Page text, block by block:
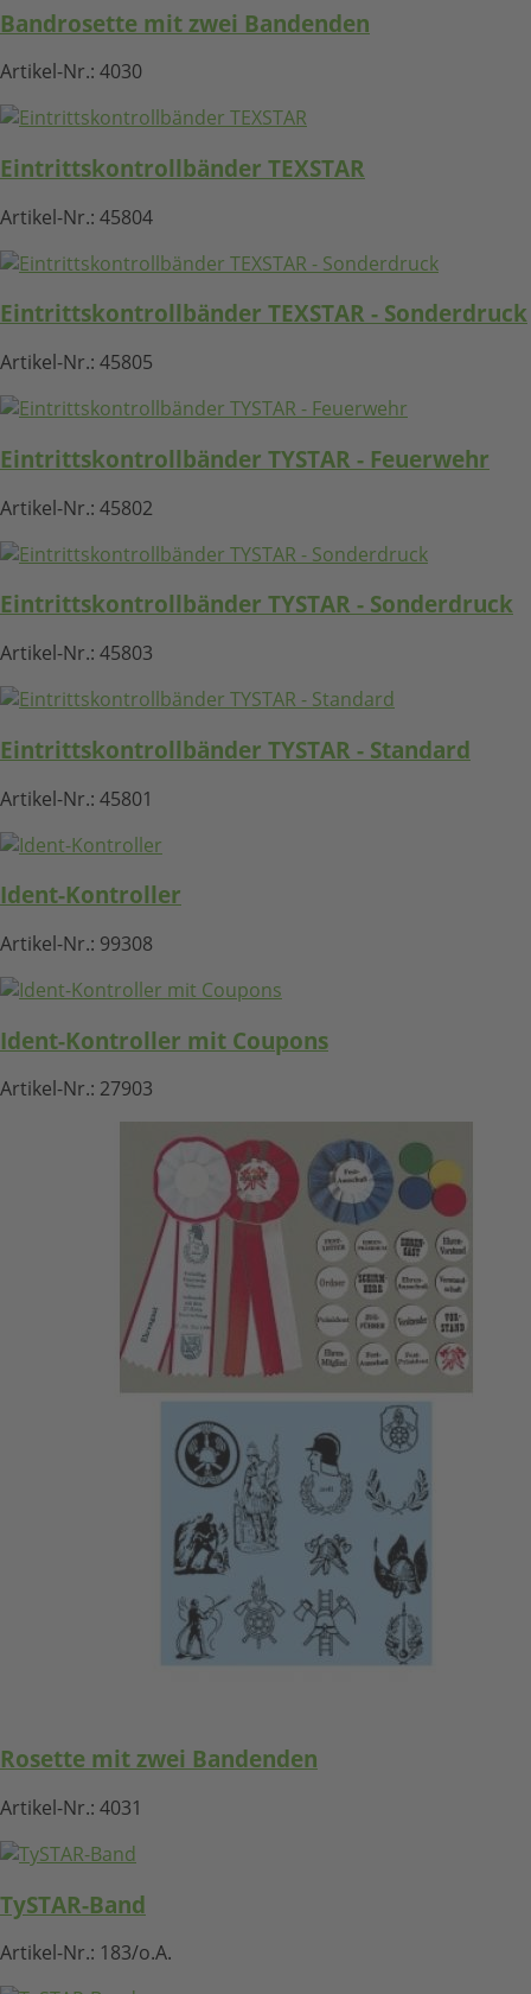
Bandrosette mit zwei Bandenden
Artikel-Nr.: 4030
Eintrittskontrollbänder TEXSTAR
Artikel-Nr.: 45804
Eintrittskontrollbänder TEXSTAR - Sonderdruck
Artikel-Nr.: 45805
Eintrittskontrollbänder TYSTAR - Feuerwehr
Artikel-Nr.: 45802
Eintrittskontrollbänder TYSTAR - Sonderdruck
Artikel-Nr.: 45803
Eintrittskontrollbänder TYSTAR - Standard
Artikel-Nr.: 45801
Ident-Kontroller
Artikel-Nr.: 99308
Ident-Kontroller mit Coupons
Artikel-Nr.: 27903
Rosette mit zwei Bandenden
Artikel-Nr.: 4031
TySTAR-Band
Artikel-Nr.: 183/o.A.